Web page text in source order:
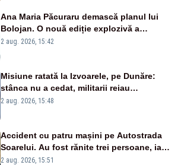
Ana Maria Păcuraru demască planul lui
Bolojan. O nouă ediție explozivă a
emisiunii „Miza Zilei” la Realitatea PLUS
2 aug. 2026, 15:42
Misiune ratată la Izvoarele, pe Dunăre:
stânca nu a cedat, militarii reiau
detonările luni – VIDEO
2 aug. 2026, 15:48
Accident cu patru mașini pe Autostrada
Soarelui. Au fost rănite trei persoane, iar
traficul se desfășoară cu dificultate
2 aug. 2026, 15:51